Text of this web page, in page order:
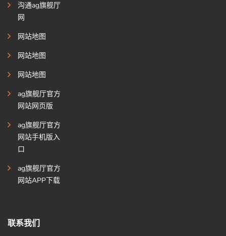
沟通ag旗舰厅
网
网站地图
网站地图
网站地图
ag旗舰厅官方
网站网页版
ag旗舰厅官方
网站手机版入
口
ag旗舰厅官方
网站APP下载
联系我们